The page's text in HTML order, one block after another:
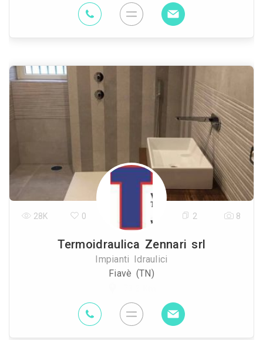
Termoidraulica Zennari srl
Impianti Idraulici
Fiavè (TN)
28K 0 2 8